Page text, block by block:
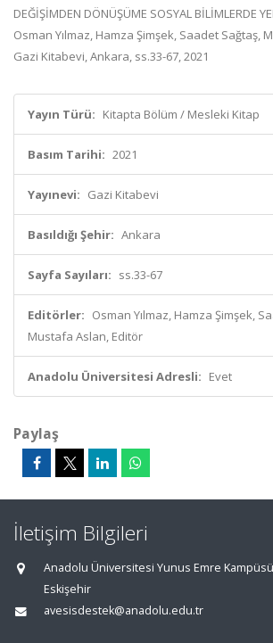
DEĞİŞİMDEN DÖNÜŞÜME SOSYAL BİLİMLERDE
Osman Yılmaz, Hamza Şimşek, Saadet Sağtaş,
Gazi Kitabevi, Ankara, ss.33-67, 2021
Yayın Türü: Kitapta Bölüm / Mesleki Kitap
Basım Tarihi: 2021
Yayınevi: Gazi Kitabevi
Basıldığı Şehir: Ankara
Sayfa Sayıları: ss.33-67
Editörler: Osman Yılmaz, Hamza Şimşek,
Mustafa Aslan, Editör
Anadolu Üniversitesi Adresli: Evet
Paylaş
İletişim Bilgileri
Anadolu Üniversitesi Yunus Emre
Eskişehir
avesisdestek@anadolu.edu.tr